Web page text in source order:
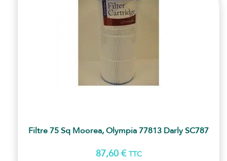
Filtre 75 Sq Moorea, Olympia 77813 Darly SC787
87,60 € TTC